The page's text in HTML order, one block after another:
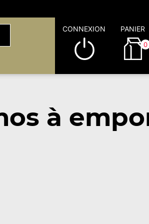
CONNEXION PANIER
0
à